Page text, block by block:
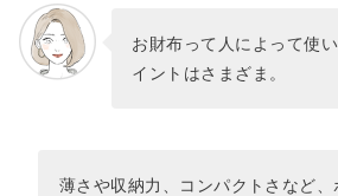
お財布選びにこだわろう
お財布って人によって使
イントはさまざま。
薄さや収納力、コンパクトさなど、